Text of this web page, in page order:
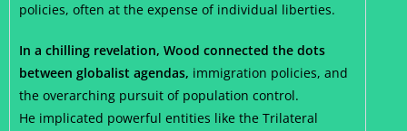
policies, often at the expense of individual liberties.
In a chilling revelation, Wood connected the dots
between globalist agendas, immigration policies, and
the overarching pursuit of population control.
He implicated powerful entities like the Trilateral